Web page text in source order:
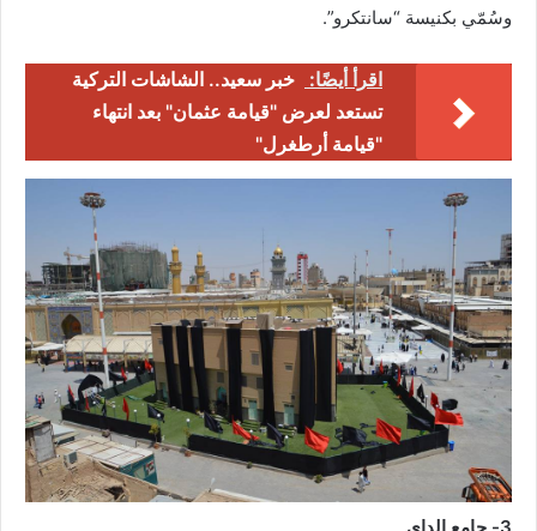
وسُمّي بكنيسة “سانتكرو”.
اقرأ أيضًا:
خبر سعيد.. الشاشات التركية
تستعد لعرض "قيامة عثمان" بعد انتهاء
"قيامة أرطغرل"